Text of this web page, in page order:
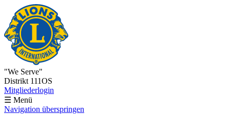
"We Serve"
Distrikt 111OS
Mitgliederlogin
☰ Menü
Navigation überspringen